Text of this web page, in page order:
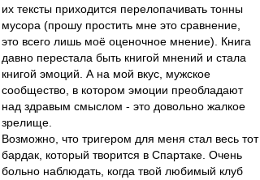
их тексты приходится перелопачивать тонны
мусора (прошу простить мне это сравнение,
это всего лишь моё оценочное мнение). Книга
давно перестала быть книгой мнений и стала
книгой эмоций. А на мой вкус, мужское
сообщество, в котором эмоции преобладают
над здравым смыслом - это довольно жалкое
зрелище.
Возможно, что тригером для меня стал весь тот
бардак, который творится в Спартаке. Очень
больно наблюдать, когда твой любимый клуб